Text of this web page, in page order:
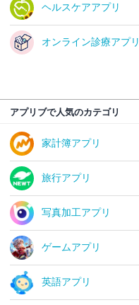
ヘルスケアアプリ
オンライン診療アプリ
アプリブで人気のカテゴリ
家計簿アプリ
旅行アプリ
写真加工アプリ
ゲームアプリ
英語アプリ